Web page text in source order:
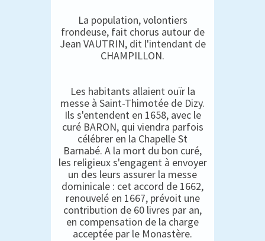
La population, volontiers
frondeuse, fait chorus autour de
Jean VAUTRIN, dit l'intendant de
CHAMPILLON.
Les habitants allaient ouïr la
messe à Saint-Thimotée de Dizy.
Ils s'entendent en 1658, avec le
curé BARON, qui viendra parfois
célébrer en la Chapelle St
Barnabé. A la mort du bon curé,
les religieux s'engagent à envoyer
un des leurs assurer la messe
dominicale : cet accord de 1662,
renouvelé en 1667, prévoit une
contribution de 60 livres par an,
en compensation de la charge
acceptée par le Monastère.